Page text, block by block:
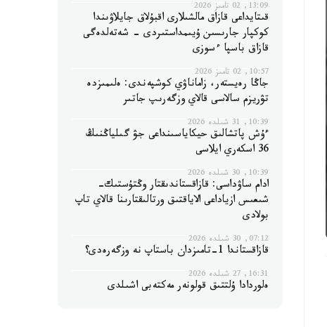
13:09, 02 تامىز 2026
قىتايداعى قازاق مالشىلارى اقبۇلاق جايلاۋىندا
كوكپار جارىسىن ۇيىمداستىردى - شەتەلدەگى
قازاق باسپا ءسوزى
10:57, 02 تامىز 2026
جاڭا رەيستەر، زاماناۋي كوشپەندى: ەلىمىزدە
تۋريزم سالاسى قالاي وزگەرىپ جاتىر
10:39, 31 شىلدە 2026
ءۇش پاتشالىق حيكاياسىنداعى جۋ گىلياڭنىڭ
36 اسكەري ايلاسى
10:39, 30 شىلدە 2026
ادام ساۋداسى: قازاقستاندىقتار وڭتۇستىك-
شىعىس ازياداعى الاياقتىق ورتالىقتارىنا قالاي تاپ
بولادى
07:12, 30 شىلدە 2026
قازاقستاندا 1-تامىزدان باستاپ نە وزگەرەدى؟
16:31, 27 شىلدە 2026
ەلوردادا ۇلتتىق قولونەر مەكتەبى اشىلدى